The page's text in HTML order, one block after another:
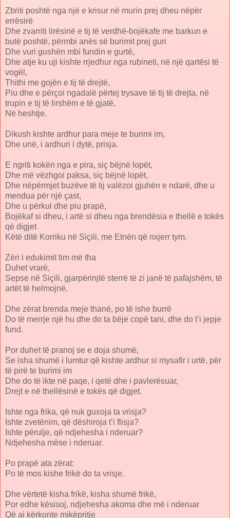
Zbriti poshtë nga një e krisur në murin prej dheu nëpër
errësirë
Dhe zvarriti lirësinë e tij të verdhë-bojëkafe me barkun e
butë poshtë, përmbi anës së burimit prej guri
Dhe vuri gushën mbi fundin e gurtë,
Dhe atje ku uji kishte rrjedhur nga rubineti, në një qartësi të
vogël,
Thithi me gojën e tij të drejtë,
Piu dhe e përçoi ngadalë përtej trysave të tij të drejta, në
trupin e tij të lirshëm e të gjatë,
Në heshtje.
Dikush kishte ardhur para meje te burimi im,
Dhe unë, i ardhuri i dytë, prisja.
E ngriti kokën nga e pira, siç bëjnë lopët,
Dhe më vëzhgoi paksa, siç bëjnë lopët,
Dhe nëpërmjet buzëve të tij valëzoi gjuhën e ndarë, dhe u
mendua për një çast,
Dhe u përkul dhe piu prapë,
Bojëkaf si dheu, i artë si dheu nga brendësia e thellë e tokës
që digjet
Këtë ditë Korriku në Siçili, me Etnën që nxjerr tym.
Zëri i edukimit tim më tha
Duhet vrarë,
Sepse në Siçili, gjarpërinjtë sterrë të zi janë të pafajshëm, të
artët të helmojnë.
Dhe zërat brenda meje thanë, po të ishe burrë
Do të merrje një hu dhe do ta bëje copë tani, dhe do t’i jepje
fund.
Por duhet të pranoj se e doja shumë,
Se isha shumë i lumtur që kishte ardhur si mysafir i urtë, për
të pirë te burimi im
Dhe do të ikte në paqe, i qetë dhe i pavlerësuar,
Drejt e në thellësinë e tokës që digjet.
Ishte nga frika, që nuk guxoja ta vrisja?
Ishte zvetënim, që dëshiroja t’i flisja?
Ishte përulje, që ndjehesha i nderuar?
Ndjehesha mëse i nderuar.
Po prapë ata zërat:
Po të mos kishe frikë do ta vrisje.
Dhe vërtetë kisha frikë, kisha shumë frikë,
Por edhe kësisoj, ndjehesha akoma dhe më i nderuar
Që ai kërkonte mikëpritje